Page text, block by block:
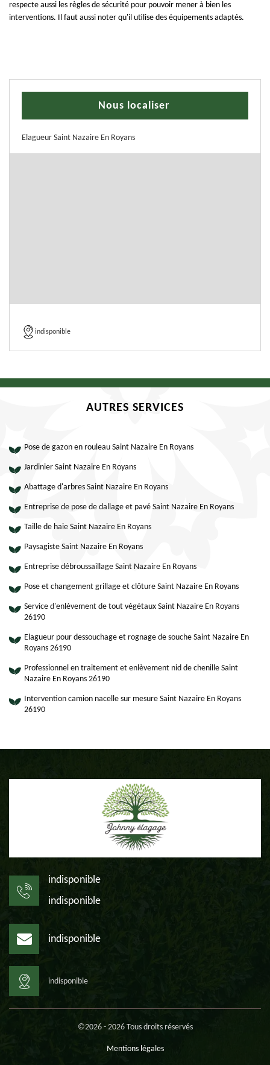
respecte aussi les règles de sécurité pour pouvoir mener à bien les
interventions. Il faut aussi noter qu'il utilise des équipements adaptés.
Nous localiser
Elagueur Saint Nazaire En Royans
indisponible
AUTRES SERVICES
Pose de gazon en rouleau Saint Nazaire En Royans
Jardinier Saint Nazaire En Royans
Abattage d'arbres Saint Nazaire En Royans
Entreprise de pose de dallage et pavé Saint Nazaire En Royans
Taille de haie Saint Nazaire En Royans
Paysagiste Saint Nazaire En Royans
Entreprise débroussaillage Saint Nazaire En Royans
Pose et changement grillage et clôture Saint Nazaire En Royans
Service d'enlèvement de tout végétaux Saint Nazaire En Royans
26190
Elagueur pour dessouchage et rognage de souche Saint Nazaire En
Royans 26190
Professionnel en traitement et enlèvement nid de chenille Saint
Nazaire En Royans 26190
Intervention camion nacelle sur mesure Saint Nazaire En Royans
26190
indisponible
indisponible
indisponible
indisponible
©2026 - 2026 Tous droits réservés
Mentions légales